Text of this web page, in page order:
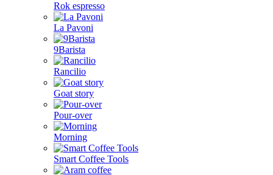
Rok espresso
La Pavoni
9Barista
Rancilio
Goat story
Pour-over
Morning
Smart Coffee Tools